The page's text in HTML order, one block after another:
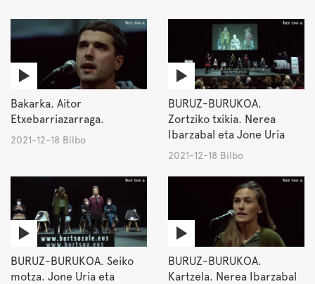
Bakarka. Aitor
Etxebarriazarraga.
2021-12-18 Bilbo
BURUZ-BURUKOA.
Zortziko txikia. Nerea
Ibarzabal eta Jone Uria
2021-12-18 Bilbo
BURUZ-BURUKOA. Seiko
motza. Jone Uria eta
BURUZ-BURUKOA.
Kartzela. Nerea Ibarzabal